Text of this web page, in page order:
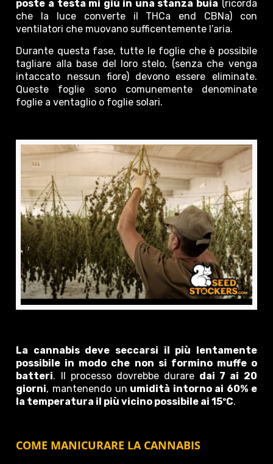
poste a testa mi giù in una stanza buia (ricorda
che la luce converte il THCa end CBNa) con
ventilatori che muovano sufficentemente l’aria.
Durante questa fase, tutte le foglie che è possibile
tagliare alla base del loro stelo, (senza che venga
intaccato nessun fiore) devono essere eliminate.
Queste foglie sono comunemente denominate
foglie a ventaglio o foglie solari.
La cannabis deve seccarsi il più lentamente
possibile in modo che non si formino muffe o
batteri. Il processo dovrebbe durare dai 7 ai 20
giorni, mantenendo un umidità intorno ai 60% e
la temperatura il più vicino possibile ai 15ºC.
COME MANICURARE LA CANNABIS